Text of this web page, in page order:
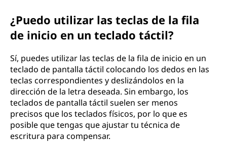
¿Puedo utilizar las teclas de la fila
de inicio en un teclado táctil?
Sí, puedes utilizar las teclas de la fila de inicio en un
teclado de pantalla táctil colocando los dedos en las
teclas correspondientes y deslizándolos en la
dirección de la letra deseada. Sin embargo, los
teclados de pantalla táctil suelen ser menos
precisos que los teclados físicos, por lo que es
posible que tengas que ajustar tu técnica de
escritura para compensar.